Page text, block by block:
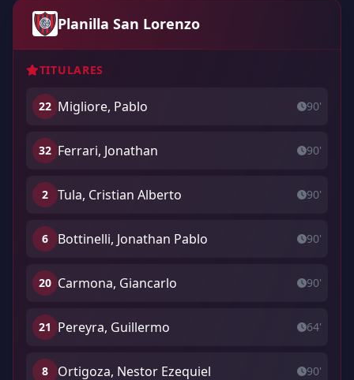
Planilla San Lorenzo
TITULARES
22 Migliore, Pablo 90'
32 Ferrari, Jonathan 90'
2 Tula, Cristian Alberto 90'
6 Bottinelli, Jonathan Pablo 90'
20 Carmona, Giancarlo 90'
21 Pereyra, Guillermo 64'
8 Ortigoza, Nestor Ezequiel 90'